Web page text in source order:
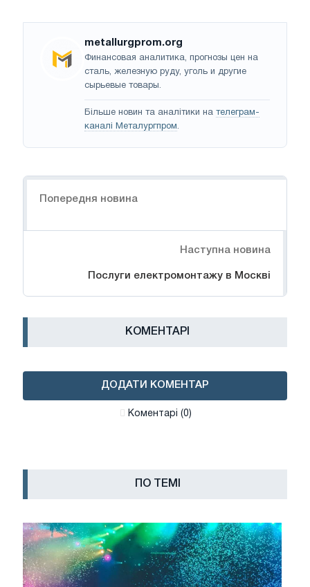
metallurgprom.org
Финансовая аналитика, прогнозы цен на
сталь, железную руду, уголь и другие
сырьевые товары.
Більше новин та аналітики на телеграм-
каналі Металургпром.
Попередня новина
Наступна новина
Послуги електромонтажу в Москві
КОМЕНТАРІ
ДОДАТИ КОМЕНТАР
Коментарі (0)
ПО ТЕМІ